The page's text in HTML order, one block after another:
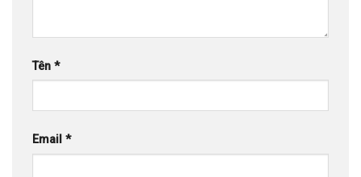
Tên *
Email *